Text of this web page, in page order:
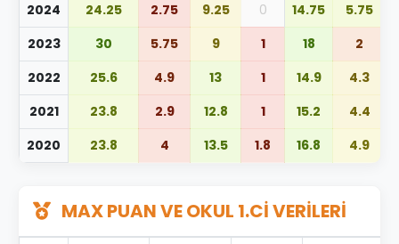
2024
24.25 2.75 9.25 0 14.75
5.75
2023
30 5.75 9 1 18
2
2022
25.6 4.9 13 1 14.9
4.3
2021
23.8 2.9 12.8 1 15.2
4.4
2020
23.8 4 13.5 1.8 16.8 4.9
MAX PUAN VE OKUL 1.Cİ VERİLERİ